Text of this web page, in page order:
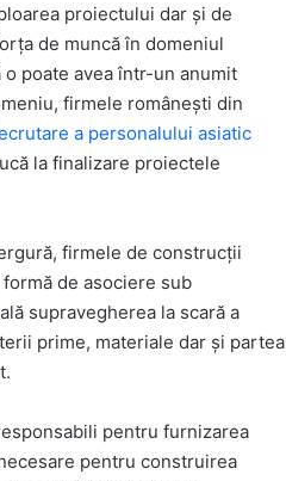
proiectului dar și de
de muncă în domeniul
poate avea într-un anumit
firmele românești din
a personalului asiatic
la finalizare proiectele
firmele de construcții
de asociere sub
supravegherea la scară a
prime, materiale dar și partea
pentru furnizarea
pentru construirea